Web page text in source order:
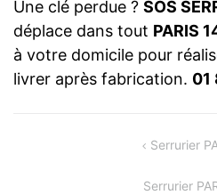
Une clé perdue ? SOS
déplace dans tout PARIS
à votre domicile pour
livrer après fabrication. 01
Serrurier
Serrurier